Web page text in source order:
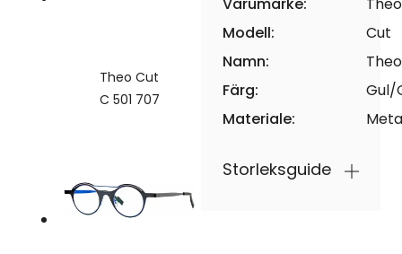
Theo Cut
C 501 707
Modell:
Cut
Namn:
Färg:
Gul/
Materiale:
Storleksguide